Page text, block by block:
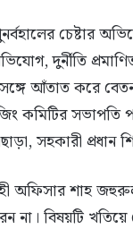
চেষ্টার
দুর্নীতি
আঁতাত করে
কমিটির সভাপতি
সহকারী প্রধান
অফিসার শাহ
না। বিষয়টি